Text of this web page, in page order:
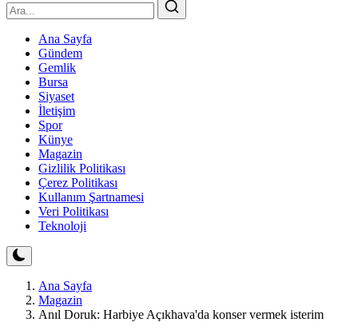
Ana Sayfa
Gündem
Gemlik
Bursa
Siyaset
İletişim
Spor
Künye
Magazin
Gizlilik Politikası
Çerez Politikası
Kullanım Şartnamesi
Veri Politikası
Teknoloji
Ana Sayfa
Magazin
Anıl Doruk: Harbiye Açıkhava'da konser vermek isterim